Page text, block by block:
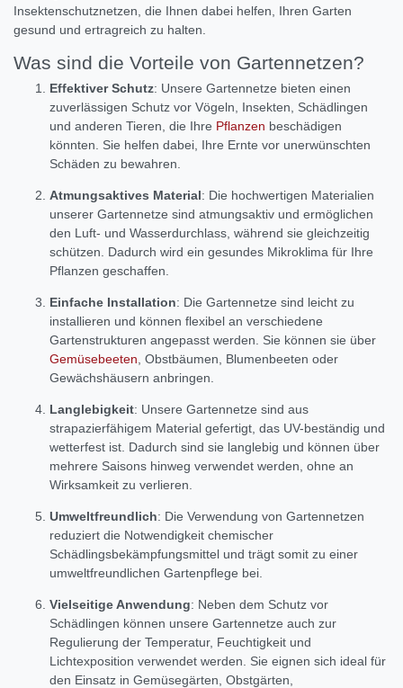
Insektenschutznetzen, die Ihnen dabei helfen, Ihren Garten
gesund und ertragreich zu halten.
Was sind die Vorteile von Gartennetzen?
Effektiver Schutz: Unsere Gartennetze bieten einen
zuverlässigen Schutz vor Vögeln, Insekten, Schädlingen
und anderen Tieren, die Ihre Pflanzen beschädigen
könnten. Sie helfen dabei, Ihre Ernte vor unerwünschten
Schäden zu bewahren.
Atmungsaktives Material: Die hochwertigen Materialien
unserer Gartennetze sind atmungsaktiv und ermöglichen
den Luft- und Wasserdurchlass, während sie gleichzeitig
schützen. Dadurch wird ein gesundes Mikroklima für Ihre
Pflanzen geschaffen.
Einfache Installation: Die Gartennetze sind leicht zu
installieren und können flexibel an verschiedene
Gartenstrukturen angepasst werden. Sie können sie über
Gemüsebeeten , Obstbäumen, Blumenbeeten oder
Gewächshäusern anbringen.
Langlebigkeit: Unsere Gartennetze sind aus
strapazierfähigem Material gefertigt, das UV-beständig und
wetterfest ist. Dadurch sind sie langlebig und können über
mehrere Saisons hinweg verwendet werden, ohne an
Wirksamkeit zu verlieren.
Umweltfreundlich: Die Verwendung von Gartennetzen
reduziert die Notwendigkeit chemischer
Schädlingsbekämpfungsmittel und trägt somit zu einer
umweltfreundlichen Gartenpflege bei.
Vielseitige Anwendung: Neben dem Schutz vor
Schädlingen können unsere Gartennetze auch zur
Regulierung der Temperatur, Feuchtigkeit und
Lichtexposition verwendet werden. Sie eignen sich ideal für
den Einsatz in Gemüsegärten, Obstgärten,